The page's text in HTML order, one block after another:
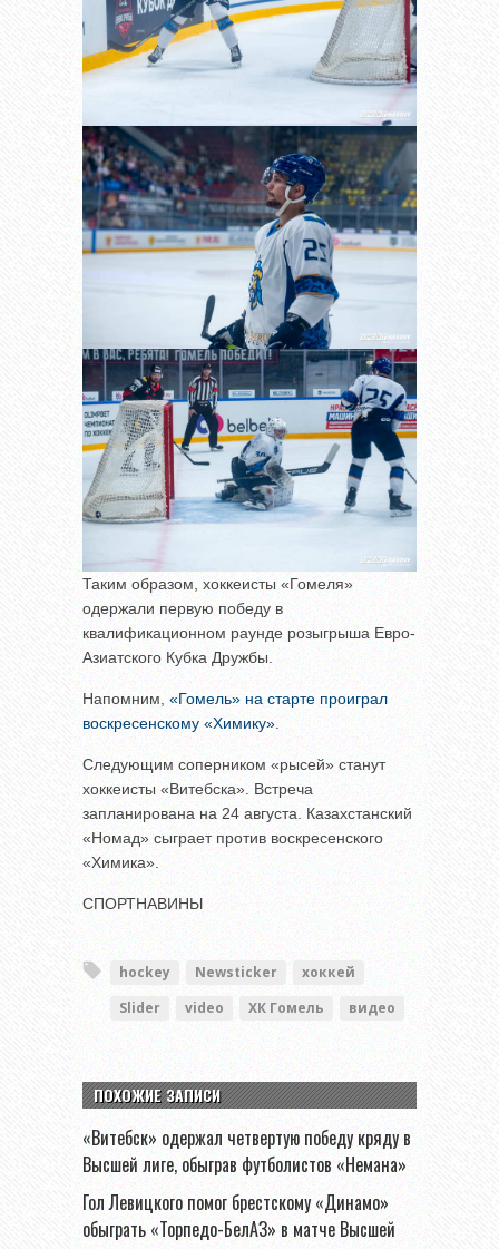
Таким образом, хоккеисты «Гомеля»
одержали первую победу в
квалификационном раунде розыгрыша Евро-
Азиатского Кубка Дружбы.
Напомним, «Гомель» на старте проиграл
воскресенскому «Химику»
Следующим соперником «рысей» станут
хоккеисты «Витебска». Встреча
запланирована на 24 августа. Казахстанский
«Номад» сыграет против воскресенского
«Химика».
СПОРТНАВИНЫ
hockey Newsticker
хоккей
Slider
video ХК Гомель видео
ПОХОЖИЕ ЗАПИСИ
«Витебск» одержал четвертую победу кряду в
Высшей лиге, обыграв футболистов «Немана»
Гол Левицкого помог брестскому «Динамо»
обыграть «Торпедо-БелАЗ» в матче Высшей